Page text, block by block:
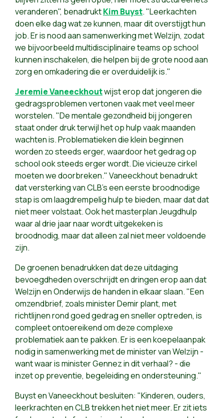
veranderen", benadruktKim Buyst. "Leerkachten
doen elke dag wat ze kunnen, maar dit overstijgt hun
job. Er is nood aan samenwerking met Welzijn, zodat
we bijvoorbeeld multidisciplinaire teams op school
kunnen inschakelen, die helpen bij de grote nood aan
zorg en omkadering die er overduidelijk is."
Jeremie Vaneeckhoutwijst erop dat jongeren die
gedragsproblemen vertonen vaak met veel meer
worstelen. "De mentale gezondheid bij jongeren
staat onder druk terwijl het op hulp vaak maanden
wachten is. Problematieken die klein beginnen
worden zo steeds erger, waardoor het gedrag op
school ook steeds erger wordt. Die vicieuze cirkel
moeten we doorbreken." Vaneeckhout benadrukt
dat versterking van CLB's een eerste broodnodige
stap is om laagdrempelig hulp te bieden, maar dat dat
niet meer volstaat. Ook het masterplan Jeugdhulp
waar al drie jaar naar wordt uitgekeken is
broodnodig, maar dat alleen zal niet meer voldoende
zijn.
De groenen benadrukken dat deze uitdaging
bevoegdheden overschrijdt en dringen erop aan dat
Welzijn en Onderwijs de handen in elkaar slaan. "Een
omzendbrief, zoals minister Demir plant, met
richtlijnen rond goed gedrag en sneller optreden, is
compleet ontoereikend om deze complexe
problematiek aan te pakken. Er is een koepelaanpak
nodig in samenwerking met de minister van Welzijn -
want waar is minister Gennez in dit verhaal? - die
inzet op preventie, begeleiding en ondersteuning."
Buyst en Vaneeckhout besluiten: "Kinderen, ouders,
leerkrachten en CLB trekken het niet meer. Er zit iets